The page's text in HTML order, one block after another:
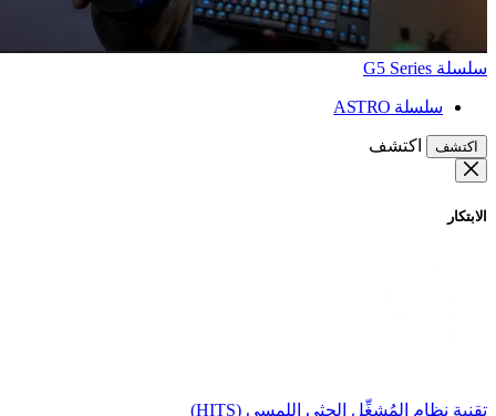
سلسلة G5 Series
سلسلة ASTRO
اكتشف اكتشف
الابتكار
تقنية نظام المُشغِّل الحثي اللمسي (HITS)